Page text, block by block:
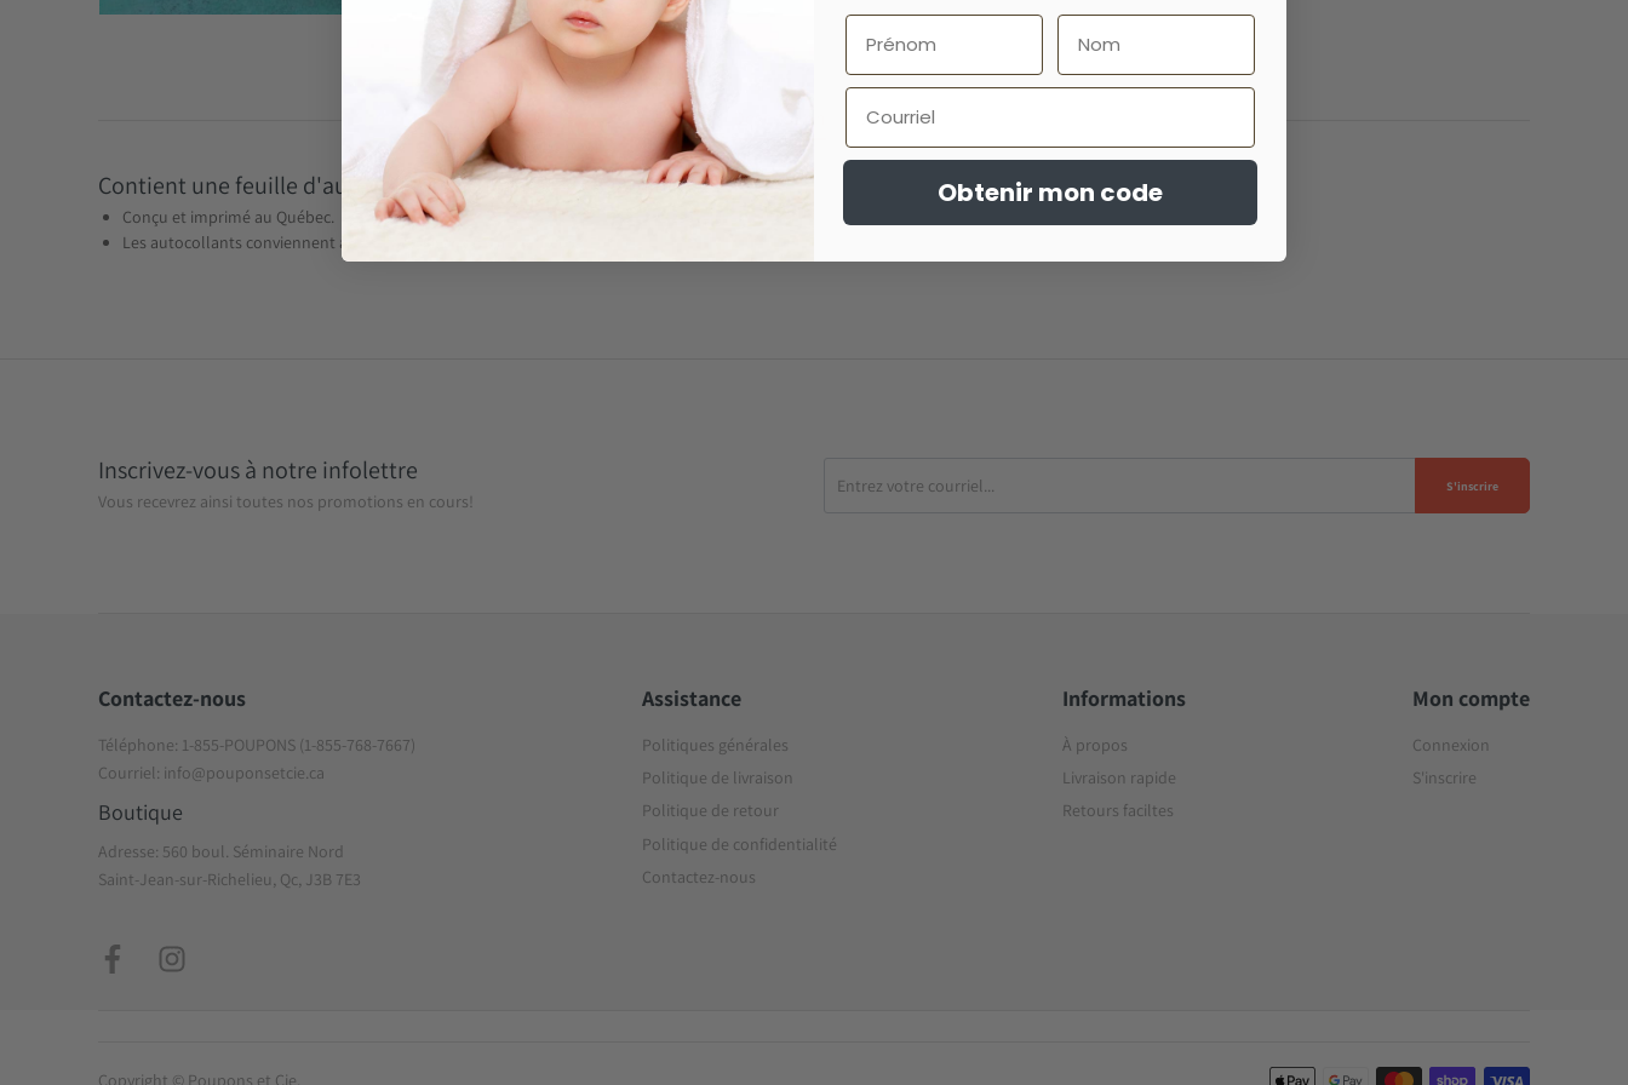
Avis
Contient une feuille d'autocollants de format 4 x 8,5 pouces.
Conçu et imprimé au Québec.
Les autocollants conviennent aux enfants âgés de 3 ans et plus.
Inscrivez-vous à notre infolettre
Vous recevrez ainsi toutes nos promotions en cours!
S'inscrire
Contactez-nous
Téléphone: 1-855-POUPONS (1-855-768-7667)
Courriel: info@pouponsetcie.ca
Boutique
Adresse: 560 boul. Séminaire Nord
Saint-Jean-sur-Richelieu, Qc, J3B 7E3
Assistance
Politiques générales
Politique de livraison
Politique de retour
Politique de confidentialité
Contactez-nous
Informations
À propos
Livraison rapide
Retours faciltes
Mon compte
Connexion
S'inscrire
Copyright © Poupons et Cie. Moyens de paiement
Courriel
Obtenir mon code